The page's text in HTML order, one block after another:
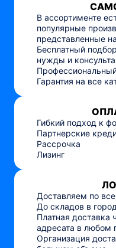
В ассортименте
популярные
представленные
Бесплатный
нужды и
Гарантия на все
Гибкий подход к
Партнерские
Рассрочка
Лизинг
Доставляем по
До складов в
Платная доставка
адресата в любом
Организация